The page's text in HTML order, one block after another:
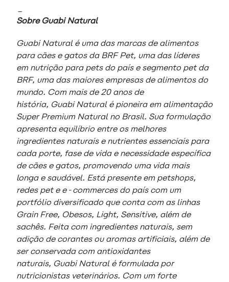
Sobre Guabi Natural
Guabi Natural é uma das marcas de alimentos
para cães e gatos da BRF Pet, uma das líderes
em nutrição para pets do país e segmento pet da
BRF, uma das maiores empresas de alimentos do
mundo. Com mais de 20 anos de
história, Guabi Natural é pioneira em alimentação
Super Premium Natural no Brasil. Sua formulação
apresenta equilíbrio entre os melhores
ingredientes naturais e nutrientes essenciais para
cada porte, fase de vida e necessidade específica
de cães e gatos, promovendo uma vida mais
longa e saudável. Está presente em petshops,
redes pet e e-commerces do país com um
portfólio diversificado que conta com as linhas
Grain Free, Obesos, Light, Sensitive, além de
sachês. Feita com ingredientes naturais, sem
adição de corantes ou aromas artificiais, além de
ser conservada com antioxidantes
naturais, Guabi Natural é formulada por
nutricionistas veterinários. Com um forte